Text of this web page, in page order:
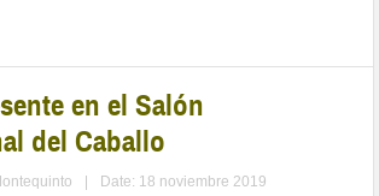
en el Salón
del Caballo
Date: 18 noviembre 2019